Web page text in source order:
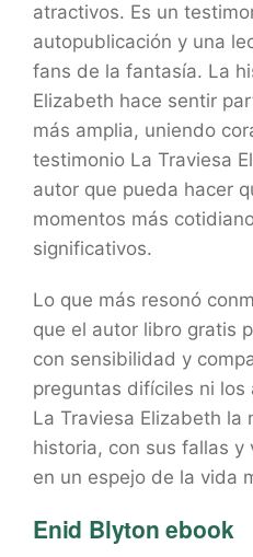
atractivos. Es un
autopublicación y una
fans de la fantasía. La
Elizabeth hace sentir
más amplia, uniendo
testimonio La Traviesa
autor que pueda hacer
momentos más
significativos.
Lo que más resonó
que el autor libro gratis
con sensibilidad y
preguntas difíciles ni los
La Traviesa Elizabeth la
historia, con sus fallas
en un espejo de la vida
Enid Blyton ebook